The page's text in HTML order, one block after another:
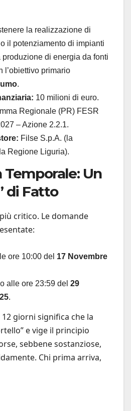
la realizzazione di
il potenziamento di impianti
produzione di energia da fonti
l’obiettivo primario
.
10 milioni di euro.
Regionale (PR) FESR
– Azione 2.2.1.
Filse S.p.A. (la
Regione Liguria).
Temporale: Un
di Fatto
critico. Le domande
ore 10:00 del 17 Novembre
alle ore 23:59 del 29
.
giorni significa che la
e vige il principio
sebbene sostanziose,
Chi prima arriva,